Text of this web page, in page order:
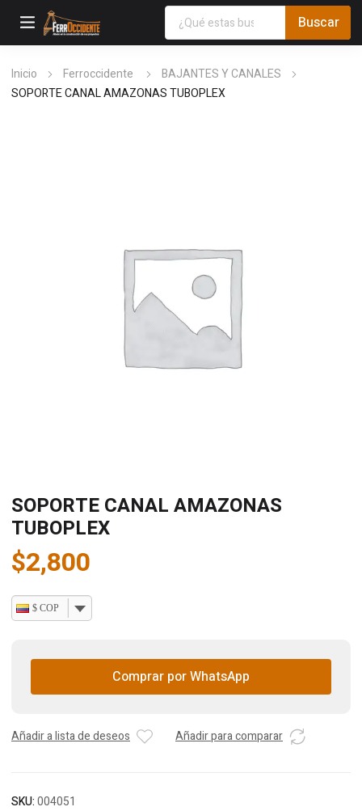
Inicio Ferroccidente
BAJANTES Y CANALES
SOPORTE CANAL AMAZONAS TUBOPLEX
SOPORTE CANAL AMAZONAS
TUBOPLEX
$2,800
$ COP
Comprar por WhatsApp
Añadir a lista de deseos Añadir para comparar
SKU:004051